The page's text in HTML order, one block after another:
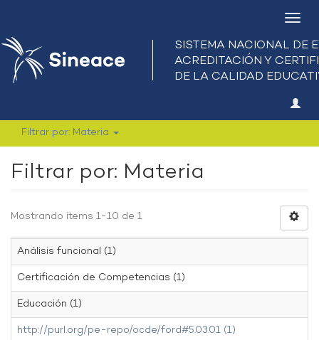
Filtrar por: Materia
Filtrar por: Materia
Mostrando ítems 1-10 de 1
Análisis funcional (1)
Certificación de Competencias (1)
Educación (1)
http://purl.org/pe-repo/ocde/ford#5.03.01 (1)